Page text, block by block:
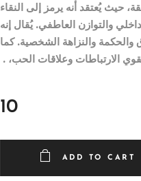
حيث يُعتقد أنه يرمز إلى النقاء
والتوازن العاطفي. يُقال إنه
والنزاهة الشخصية. كما
الارتباطات وعلاقات الحب، .
10
ADD TO CART